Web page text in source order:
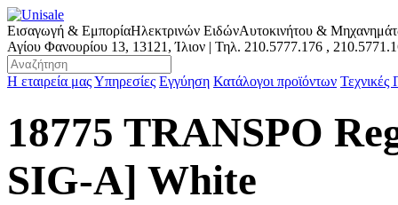
Εισαγωγή & ΕμπορίαΗλεκτρινών ΕιδώνΑυτοκινήτου &
Αγίου Φανουρίου 13, 13121, Ίλιον | Τηλ. 210.5777.176 ,
Η εταιρεία μαςΥπηρεσίες Εγγύηση Κατάλογοι προϊόντων Τεχνικές
18775 TRANSPO
SIG-A] White